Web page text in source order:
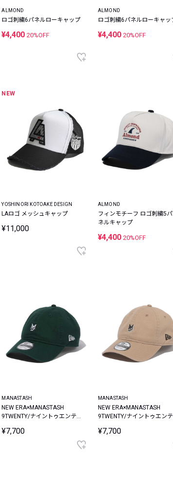
ALMOND
ロゴ刺繍6パネルローキャップ
¥4,40020%OFF
ALMOND
ロゴ刺繍6パネルローキャッ
¥4,400 20%OFF
NEW
YOSHINORI KOTOAKE DESIGN
LAロゴ メッシュキャップ
¥11,000
ALMOND
フィンモチーフ ロゴ刺繍5パ
ネルキャップ
¥4,400 20%OFF
MANASTASH
NEW ERA×MANASTASH
9TWENTY/ナイントゥエンテ
¥7,700
MANASTASH
NEW ERA×MANASTASH
9TWENTY/ナイントゥエンテ
¥7,700